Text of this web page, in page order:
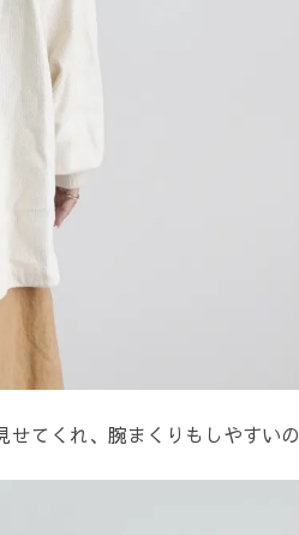
てくれ、腕まくりもしやすいの